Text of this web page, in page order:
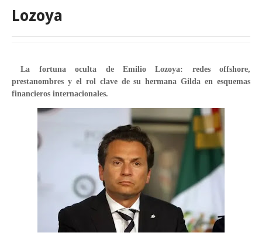
Lozoya
La fortuna oculta de Emilio Lozoya: redes offshore,
prestanombres y el rol clave de su hermana Gilda en esquemas
financieros internacionales.